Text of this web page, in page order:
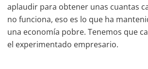
aplaudir para obtener unas cuantas
no funciona, eso es lo que ha
una economía pobre. Tenemos que
el experimentado empresario.